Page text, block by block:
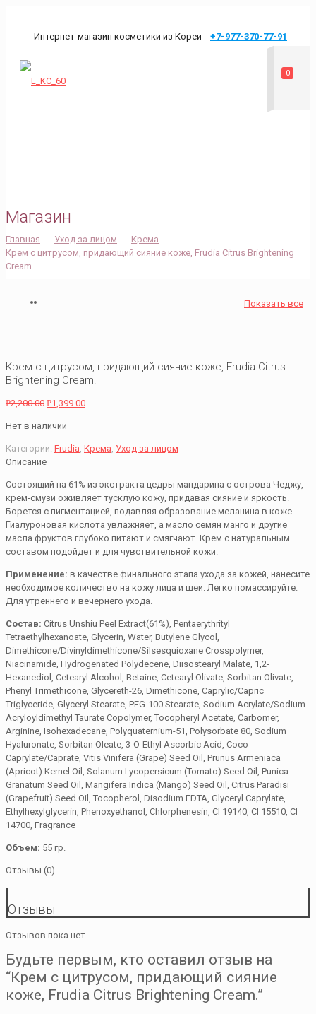
Интернет-магазин косметики из Кореи +7-977-370-77-91
mykoreaodin@mail.ru
0
Магазин
Главная Уход за лицом
Крема
Крем с цитрусом, придающий сияние коже, Frudia Citrus Brightening
Cream.
Показать все
Крем с цитрусом, придающий сияние коже, Frudia Citrus
Brightening Cream.
Р2,200.00 Р1,399.00
Нет в наличии
Категории: Frudia, Крема, Уход за лицом
Описание
Состоящий на 61% из экстракта цедры мандарина с острова Чеджу,
крем-смузи оживляет тусклую кожу, придавая сияние и яркость.
Борется с пигментацией, подавляя образование меланина в коже.
Гиалуроновая кислота увлажняет, а масло семян манго и другие
масла фруктов глубоко питают и смягчают. Крем с натуральным
составом подойдет и для чувствительной кожи.
Применение: в качестве финального этапа ухода за кожей, нанесите
необходимое количество на кожу лица и шеи. Легко помассируйте.
Для утреннего и вечернего ухода.
Состав: Citrus Unshiu Peel Extract(61%), Pentaerythrityl
Tetraethylhexanoate, Glycerin, Water, Butylene Glycol,
Dimethicone/Divinyldimethicone/Silsesquioxane Crosspolymer,
Niacinamide, Hydrogenated Polydecene, Diisostearyl Malate, 1,2-
Hexanediol, Cetearyl Alcohol, Betaine, Cetearyl Olivate, Sorbitan Olivate,
Phenyl Trimethicone, Glycereth-26, Dimethicone, Caprylic/Capric
Triglyceride, Glyceryl Stearate, PEG-100 Stearate, Sodium Acrylate/Sodium
Acryloyldimethyl Taurate Copolymer, Tocopheryl Acetate, Carbomer,
Arginine, Isohexadecane, Polyquaternium-51, Polysorbate 80, Sodium
Hyaluronate, Sorbitan Oleate, 3-O-Ethyl Ascorbic Acid, Coco-
Caprylate/Caprate, Vitis Vinifera (Grape) Seed Oil, Prunus Armeniaca
(Apricot) Kernel Oil, Solanum Lycopersicum (Tomato) Seed Oil, Punica
Granatum Seed Oil, Mangifera Indica (Mango) Seed Oil, Citrus Paradisi
(Grapefruit) Seed Oil, Tocopherol, Disodium EDTA, Glyceryl Caprylate,
Ethylhexylglycerin, Phenoxyethanol, Chlorphenesin, CI 19140, CI 15510, CI
14700, Fragrance
Объем: 55 гр.
Отзывы (0)
Отзывы
Отзывов пока нет.
Будьте первым, кто оставил отзыв на
“Крем с цитрусом, придающий сияние
коже, Frudia Citrus Brightening Cream.”